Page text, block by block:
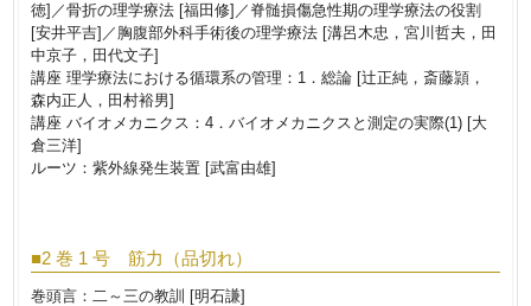
徳]／骨折の理学療法 [福田修]／脊髄損傷急性期の理学療法の役割
[安井平吉]／胸腹部外科手術後の理学療法 [溝呂木忠，宮川哲夫，田
中京子，田代文子]
講座 理学療法における循環系の管理：1．総論 [辻正純，斎藤頴，
森内正人，田村裕男]
講座 バイオメカニクス：4．バイオメカニクスと測定の実際(1) [大
倉三洋]
ルーツ：紫外線発生装置 [武富由雄]
■2 巻 1 号 筋力（品切れ）
巻頭言：二～三の教訓 [明石謙]